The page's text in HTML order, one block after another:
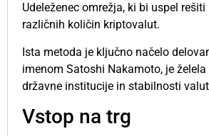
Udeleženec omrežja, ki bi uspel
različnih količin kriptovalut.
Ista metoda je ključno načelo
imenom Satoshi Nakamoto, je
državne institucije in stabilnosti
Vstop na trg